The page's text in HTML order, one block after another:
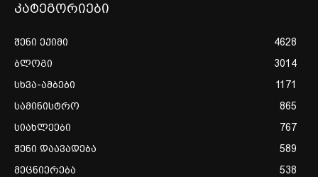
კატეგორიები
შენი ექიმი
4628
ბლოგი
3014
სხვა-ამბები
1171
სამინისტრო
865
სიახლეები
767
შენი დაავადება
589
მეცნიერება
538